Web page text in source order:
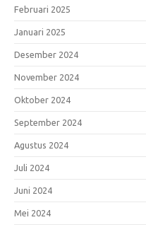
Februari 2025
Januari 2025
Desember 2024
November 2024
Oktober 2024
September 2024
Agustus 2024
Juli 2024
Juni 2024
Mei 2024